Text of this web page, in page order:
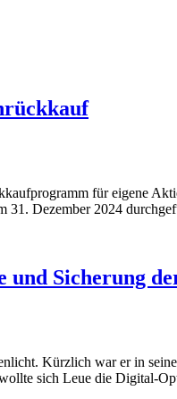
für eigene
Dezember 2024
Sicherung
Kürzlich war er in
sich Leue die Digital-